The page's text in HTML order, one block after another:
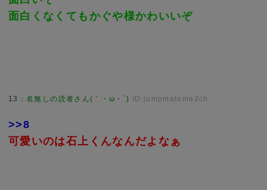
面白くなくてもかぐや様かわいいぞ
13 ：名無しの読者さん(｀・ω・´) ID:jumpmatome2ch
>>8
可愛いのは石上くんなんだよなぁ